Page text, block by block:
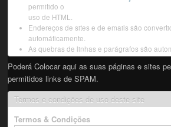
permitido o
uso de HTML.
Endereços de sites e de emails são
automáticamente.
As quebras de linhas e parágrafos são
Poderá Colocar aqui as suas páginas e sites
permitidos links de SPAM.
Termos e condições de uso deste site
Termos & Condições